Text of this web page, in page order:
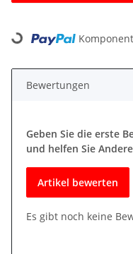
Loading...
Bewertungen
Geben Sie die erste
und helfen Sie
Artikel bewerten
Es gibt noch keine